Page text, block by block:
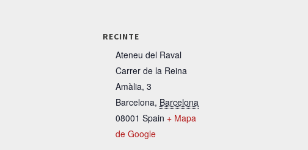
RECINTE
Ateneu del Raval
Carrer de la Reina
Amàlia, 3
Barcelona, Barcelona
08001 Spain + Mapa
de Google